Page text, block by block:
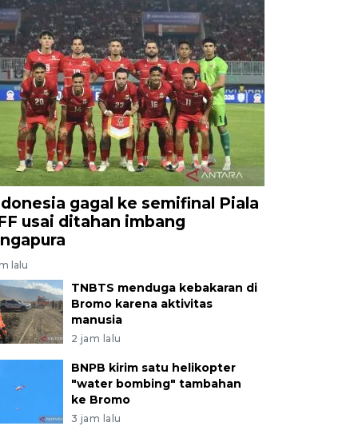
gagal ke semifinal Piala
usai ditahan imbang
lalu
TNBTS menduga kebakaran di
Bromo karena aktivitas
manusia
2 jam lalu
BNPB kirim satu helikopter
"water bombing" tambahan
ke Bromo
3 jam lalu